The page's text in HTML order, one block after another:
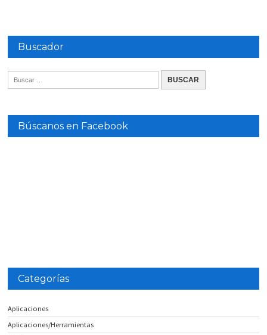
Buscador
Búscanos en Facebook
Categorías
Aplicaciones
Aplicaciones/Herramientas